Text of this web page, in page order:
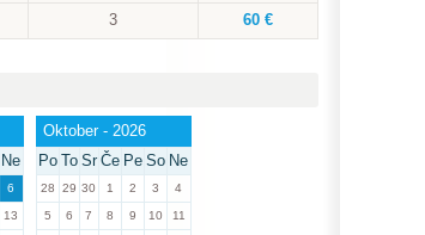
3 60 €
Ne
6
13
Oktober - 2026
Po To Sr Če Pe So Ne
28 29 30 1 2 3 4
5 6 7 8 9 10 11